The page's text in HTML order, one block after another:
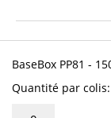
du
groupé
BaseBox PP81 -
Quantité par
la
Galerie